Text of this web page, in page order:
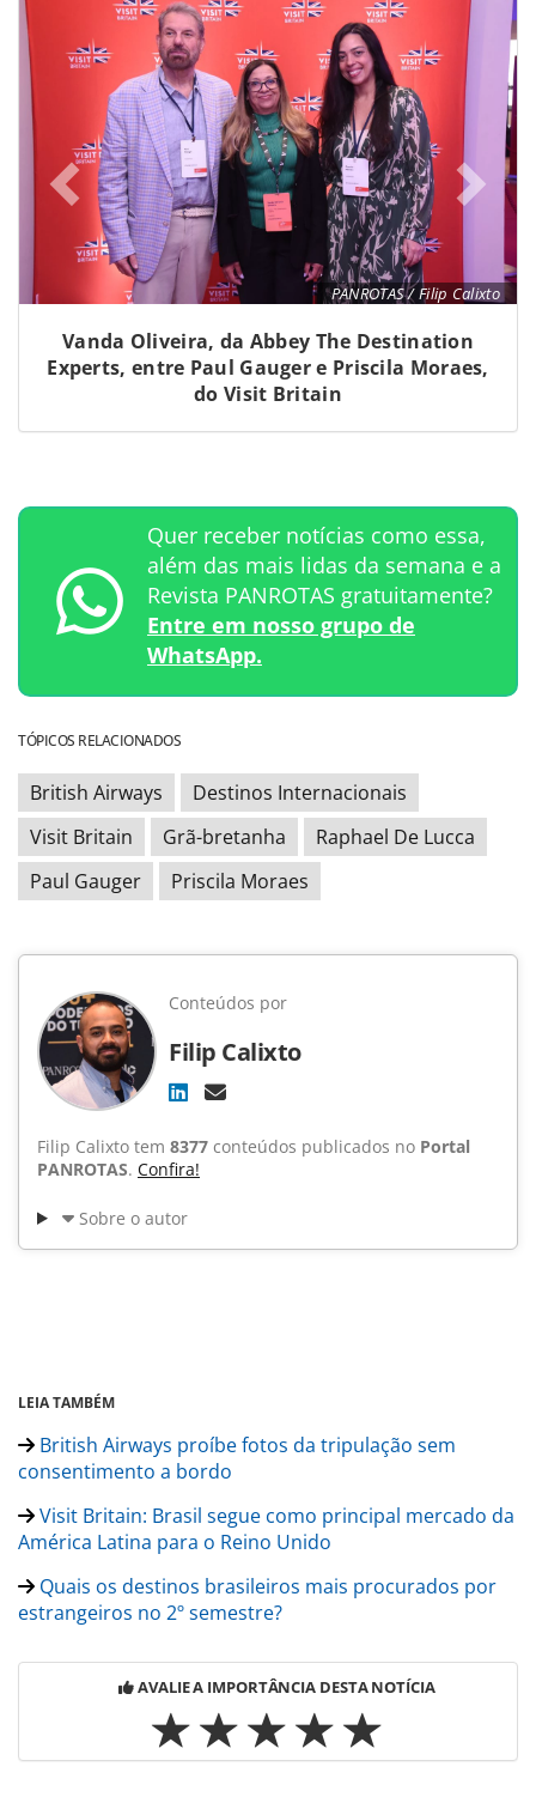
PANROTAS / Filip Calixto
Vanda Oliveira, da Abbey The Destination
Experts, entre Paul Gauger e Priscila Moraes,
do Visit Britain
Quer receber notícias como essa,
além das mais lidas da semana e a
Revista PANROTAS gratuitamente?
Entre em nosso grupo de
WhatsApp.
TÓPICOS RELACIONADOS
British Airways
Destinos Internacionais
Visit Britain
Grã-bretanha
Raphael De Lucca
Paul Gauger
Priscila Moraes
Conteúdos por
Filip Calixto
Filip Calixto tem 8377 conteúdos publicados no Portal
PANROTAS. Confira!
Sobre o autor
LEIA TAMBÉM
British Airways proíbe fotos da tripulação sem
consentimento a bordo
Visit Britain: Brasil segue como principal mercado da
América Latina para o Reino Unido
Quais os destinos brasileiros mais procurados por
estrangeiros no 2º semestre?
AVALIE A IMPORTÂNCIA DESTA NOTÍCIA